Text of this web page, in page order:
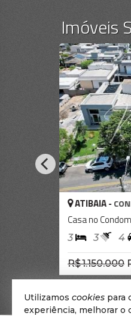
Imóveis
ATIBAIA -
Casa no
3 3 4
R$ 1.150.000
Utilizamos cookies para
experiência, melhorar o